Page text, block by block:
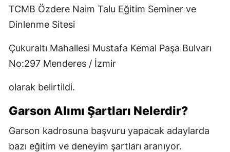
TCMB Özdere Naim Talu Eğitim Seminer ve
Dinlenme Sitesi
Çukuraltı Mahallesi Mustafa Kemal Paşa Bulvarı
No:297 Menderes / İzmir
olarak belirtildi.
Garson Alımı Şartları Nelerdir?
Garson kadrosuna başvuru yapacak adaylarda
bazı eğitim ve deneyim şartları aranıyor.